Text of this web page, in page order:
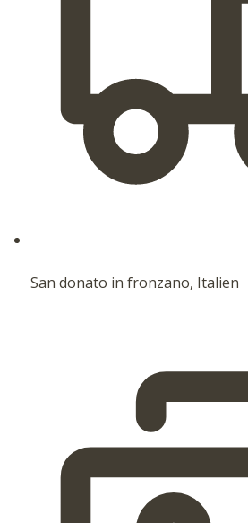
San donato in fronzano, Italien